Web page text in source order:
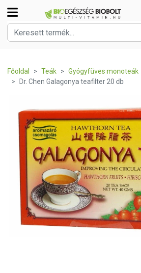
Főoldal Teák
Gyógyfüves monoteák
Dr. Chen Galagonya teafilter 20 db